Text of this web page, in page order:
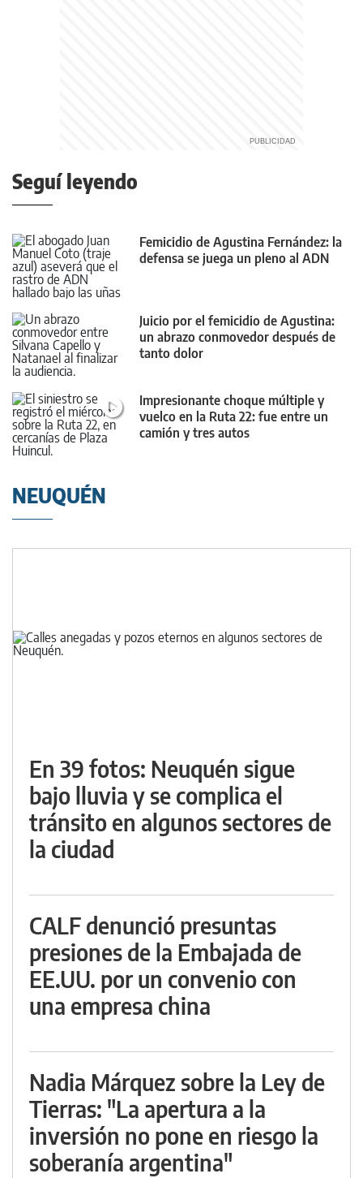
Seguí leyendo
Femicidio de Agustina Fernández: la
defensa se juega un pleno al ADN
Juicio por el femicidio de Agustina:
un abrazo conmovedor después de
tanto dolor
Impresionante choque múltiple y
vuelco en la Ruta 22: fue entre un
camión y tres autos
NEUQUÉN
En 39 fotos: Neuquén sigue
bajo lluvia y se complica el
tránsito en algunos sectores de
la ciudad
CALF denunció presuntas
presiones de la Embajada de
EE.UU. por un convenio con
una empresa china
Nadia Márquez sobre la Ley de
Tierras: "La apertura a la
inversión no pone en riesgo la
soberanía argentina"